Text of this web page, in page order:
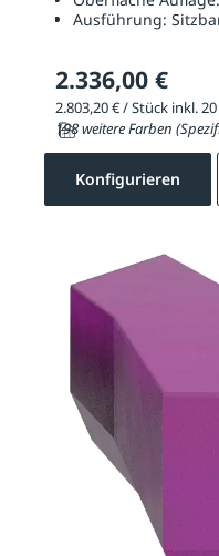
Ausführung:
2.336,00 €
198 weitere Farben
Konfigurieren